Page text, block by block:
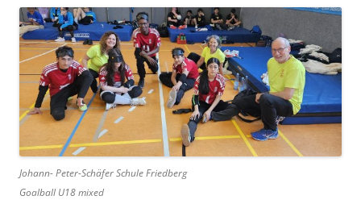
Johann- Peter-Schäfer Schule Friedberg
Goalball U18 mixed